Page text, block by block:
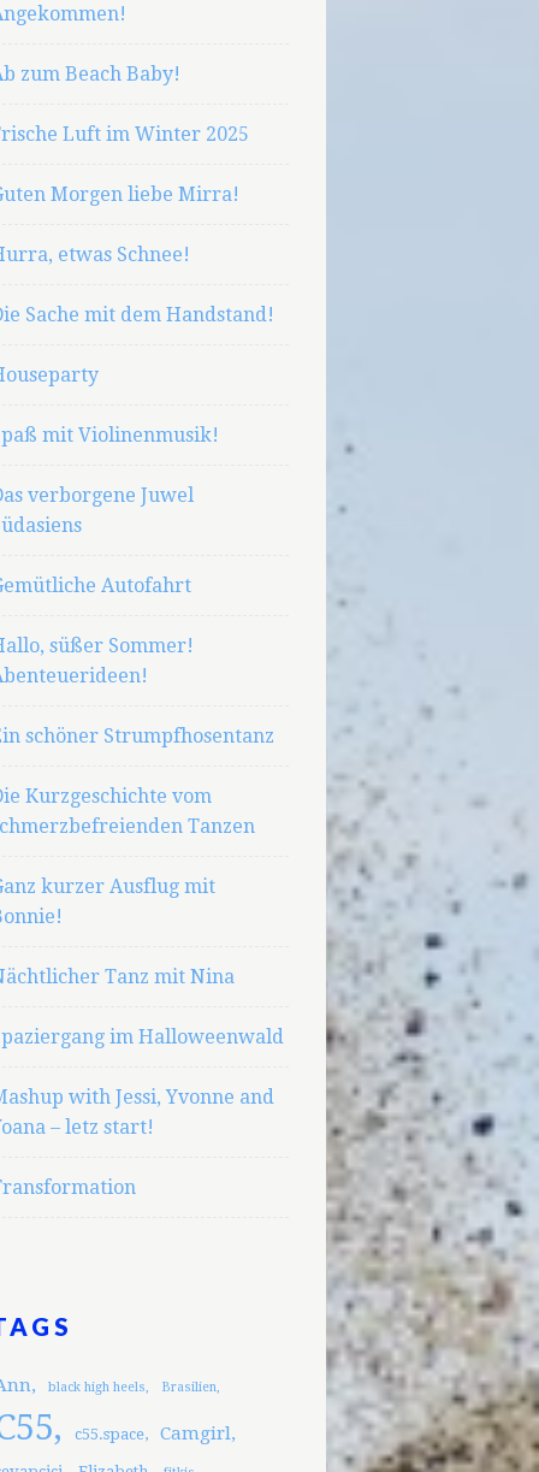
zum Beach Baby!
Luft im Winter 2025
Morgen liebe Mirra!
etwas Schnee!
Sache mit dem Handstand!
mit Violinenmusik!
verborgene Juwel
Autofahrt
süßer Sommer!
schöner Strumpfhosentanz
Kurzgeschichte vom
Tanzen
kurzer Ausflug mit
Tanz mit Nina
im Halloweenwald
with Jessi, Yvonne and
– letz start!
black high heels Brasilien
c55.space Camgirl